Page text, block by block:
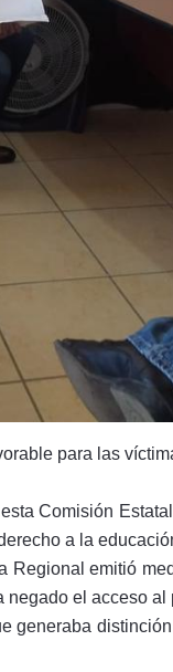
para las
Comisión
a la
emitió
el acceso
generaba